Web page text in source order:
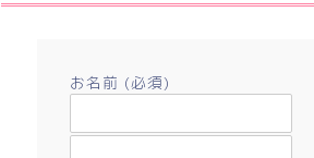
お名前 (必須)